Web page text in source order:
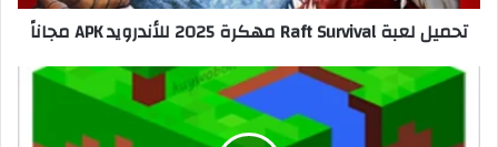
تحميل لعبة Raft Survival مهكرة 2025 للأندرويد APK مجاناً